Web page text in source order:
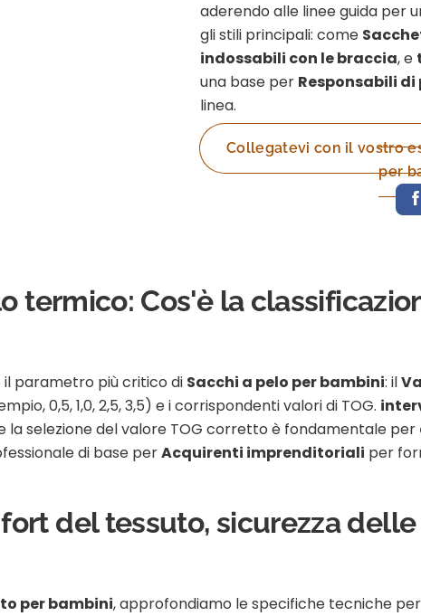
aderendo alle linee guida per
gli stili principali: come
indossabili con le braccia, e
una base per Responsabili
linea.
Collegatevi con il vostro
per
Cos'è la
parametro più critico di Sacchi a pelo per bambini: il
0,5, 1,0, 2,5, 3,5) e i corrispondenti valori di TOG.
la selezione del valore TOG corretto è fondamentale per
di base perAcquirenti imprenditoriali per
del tessuto, sicurezza
per bambini, approfondiamo le specifiche tecniche